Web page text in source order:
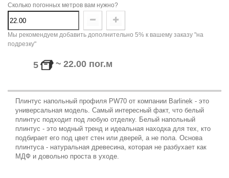
Сколько погонных метров вам нужно?
Мы рекомендуем добавить дополнительно 5% к вашему заказу "на
подрезку"
5 ~ 22.00 пог.м
Плинтус напольный профиля PW70 от компании Barlinek - это
универсальная модель. Самый интересный факт, что белый
плинтус подходит под любую отделку. Белый напольный
плинтус - это модный тренд и идеальная находка для тех, кто
подбирает его под цвет стен или дверей, а не пола. Основа
плинтуса - натуральная древесина, которая не разбухает как
МДФ и довольно проста в уходе.